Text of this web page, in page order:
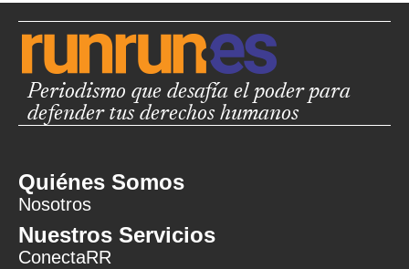
Periodismo que desafía el poder para
defender tus derechos humanos
Quiénes Somos
Nosotros
Nuestros Servicios
ConectaRR